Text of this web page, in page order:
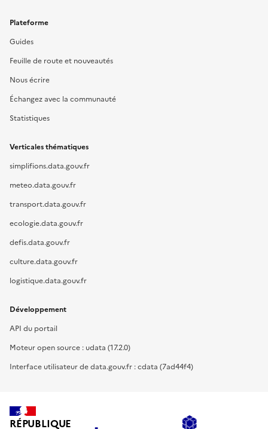
Plateforme
Guides
Feuille de route et nouveautés
Nous écrire
Échangez avec la communauté
Statistiques
Verticales thématiques
simplifions.data.gouv.fr
meteo.data.gouv.fr
transport.data.gouv.fr
ecologie.data.gouv.fr
defis.data.gouv.fr
culture.data.gouv.fr
logistique.data.gouv.fr
Développement
API du portail
Moteur open source : udata (17.2.0)
Interface utilisateur de data.gouv.fr : cdata (7ad44f4)
RÉPUBLIQUE